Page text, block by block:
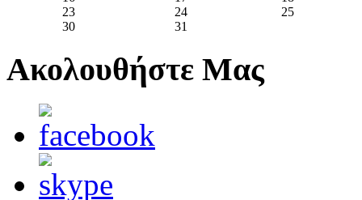
23
24
25
30
31
Ακολουθήστε Μας